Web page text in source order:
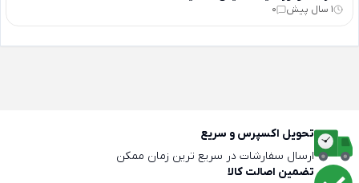
1 سال پیش 0
تحویل اکسپرس و سریع
ارسال سفارشات در سریع ترین زمان ممکن
تضمین اصالت کالا